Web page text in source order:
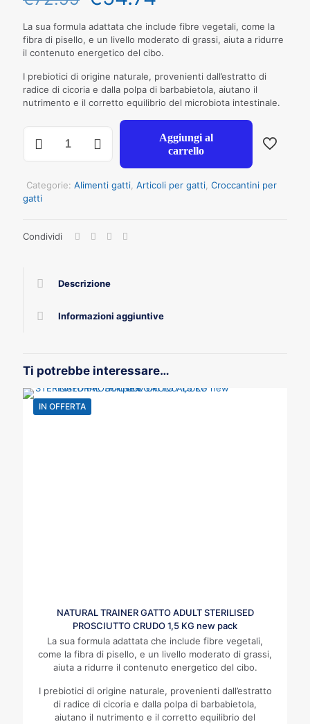
La sua formula adattata che include fibre vegetali, come la
fibra di pisello, e un livello moderato di grassi, aiuta a ridurre
il contenuto energetico del cibo.
I prebiotici di origine naturale, provenienti dall’estratto di
radice di cicoria e dalla polpa di barbabietola, aiutano il
nutrimento e il corretto equilibrio del microbiota intestinale.
PROSCIUTTO
CRUDO
new
Aggiungi al
carrello
Categorie: Alimenti gatti Articoli per gatti Croccantini per
gatti
Condividi
Descrizione
Informazioni aggiuntive
Ti potrebbe interessare…
IN OFFERTA
NATURAL TRAINER GATTO ADULT STERILISED
PROSCIUTTO CRUDO 1,5 KG new pack
La sua formula adattata che include fibre vegetali,
come la fibra di pisello, e un livello moderato di grassi,
aiuta a ridurre il contenuto energetico del cibo.
I prebiotici di origine naturale, provenienti dall’estratto
di radice di cicoria e dalla polpa di barbabietola,
aiutano il nutrimento e il corretto equilibrio del